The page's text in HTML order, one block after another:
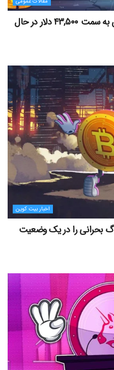
مایکل ترپین: متاسفم، بیت‌کوین به سمت ۴۳,۵۰۰ دلار در حال
اخبار بیت کوین
بیت‌کوین ۸۵ باگ بحرانی را در یک وضعیت